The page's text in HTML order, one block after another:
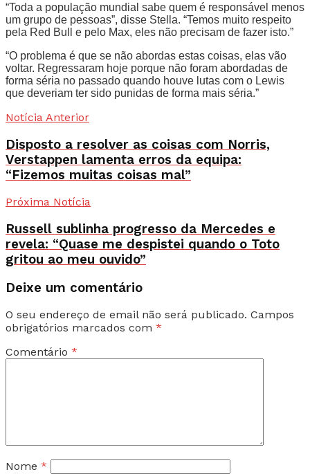
“Toda a população mundial sabe quem é responsável menos
um grupo de pessoas”, disse Stella. “Temos muito respeito
pela Red Bull e pelo Max, eles não precisam de fazer isto.”
“O problema é que se não abordas estas coisas, elas vão
voltar. Regressaram hoje porque não foram abordadas de
forma séria no passado quando houve lutas com o Lewis
que deveriam ter sido punidas de forma mais séria.”
Notícia Anterior
Disposto a resolver as coisas com Norris,
Verstappen lamenta erros da equipa:
“Fizemos muitas coisas mal”
Próxima Notícia
Russell sublinha progresso da Mercedes e
revela: “Quase me despistei quando o Toto
gritou ao meu ouvido”
Deixe um comentário
O seu endereço de email não será publicado. Campos
obrigatórios marcados com *
Comentário *
Nome *